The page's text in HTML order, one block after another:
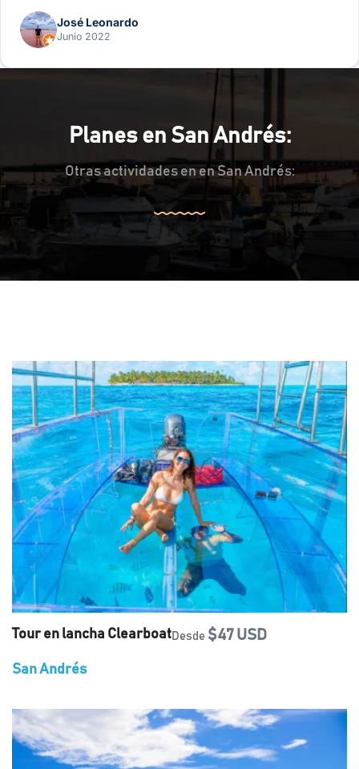
José Leonardo
Junio 2022
Planes en San Andrés:
Otras actividades en en San Andrés:
Tour en lancha ClearboatDesde $47 USD
San Andrés